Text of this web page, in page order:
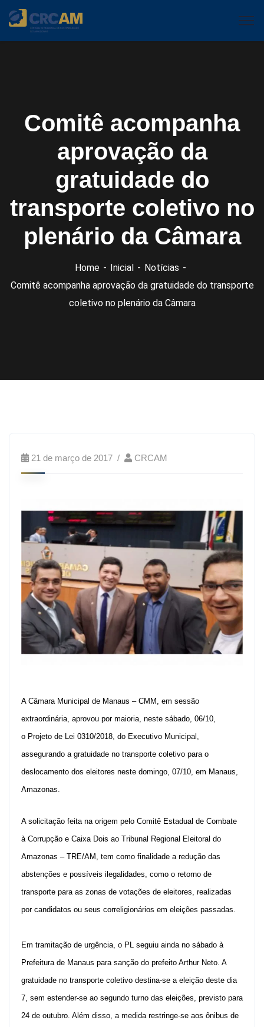
Comitê acompanha
aprovação da
gratuidade do
transporte coletivo no
plenário da Câmara
Home Inicial
Notícias
Comitê acompanha aprovação da gratuidade do transporte
coletivo no plenário da Câmara
21 de março de 2017 CRCAM
A Câmara Municipal de Manaus – CMM, em sessão
extraordinária, aprovou por maioria, neste sábado, 06/10,
o Projeto de Lei 0310/2018, do Executivo Municipal,
assegurando a gratuidade no transporte coletivo para o
deslocamento dos eleitores neste domingo, 07/10, em Manaus,
Amazonas.
A solicitação feita na origem pelo Comitê Estadual de Combate
à Corrupção e Caixa Dois ao Tribunal Regional Eleitoral do
Amazonas – TRE/AM, tem como finalidade a redução das
abstenções e possíveis ilegalidades, como o retorno de
transporte para as zonas de votações de eleitores, realizadas
por candidatos ou seus correligionários em eleições passadas.
Em tramitação de urgência, o PL seguiu ainda no sábado à
Prefeitura de Manaus para sanção do prefeito Arthur Neto. A
gratuidade no transporte coletivo destina-se a eleição deste dia
7, sem estender-se ao segundo turno das eleições, previsto para
24 de outubro. Além disso, a medida restringe-se aos ônibus de